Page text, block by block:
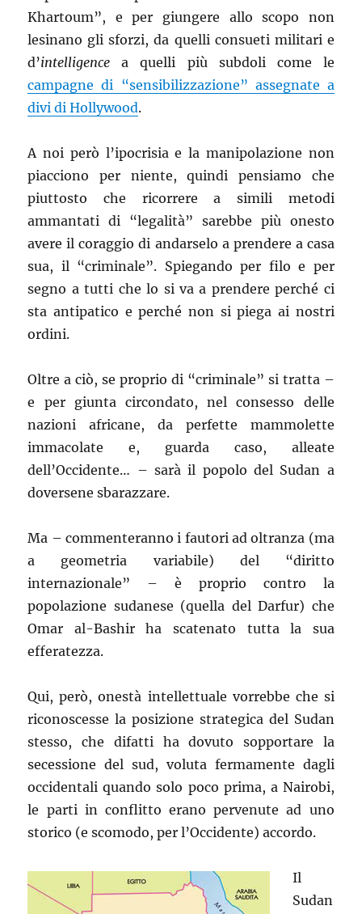
Khartoum”, e per giungere allo scopo non
lesinano gli sforzi, da quelli consueti militari e
d’intelligence a quelli più subdoli come le
campagne di “sensibilizzazione” assegnate a
divi di Hollywood.
A noi però l’ipocrisia e la manipolazione non
piacciono per niente, quindi pensiamo che
piuttosto che ricorrere a simili metodi
ammantati di “legalità” sarebbe più onesto
avere il coraggio di andarselo a prendere a casa
sua, il “criminale”. Spiegando per filo e per
segno a tutti che lo si va a prendere perché ci
sta antipatico e perché non si piega ai nostri
ordini.
Oltre a ciò, se proprio di “criminale” si tratta –
e per giunta circondato, nel consesso delle
nazioni africane, da perfette mammolette
immacolate e, guarda caso, alleate
dell’Occidente… – sarà il popolo del Sudan a
doversene sbarazzare.
Ma – commenteranno i fautori ad oltranza (ma
a geometria variabile) del “diritto
internazionale” – è proprio contro la
popolazione sudanese (quella del Darfur) che
Omar al-Bashir ha scatenato tutta la sua
efferatezza.
Qui, però, onestà intellettuale vorrebbe che si
riconoscesse la posizione strategica del Sudan
stesso, che difatti ha dovuto sopportare la
secessione del sud, voluta fermamente dagli
occidentali quando solo poco prima, a Nairobi,
le parti in conflitto erano pervenute ad uno
storico (e scomodo, per l’Occidente) accordo.
Il
Sudan